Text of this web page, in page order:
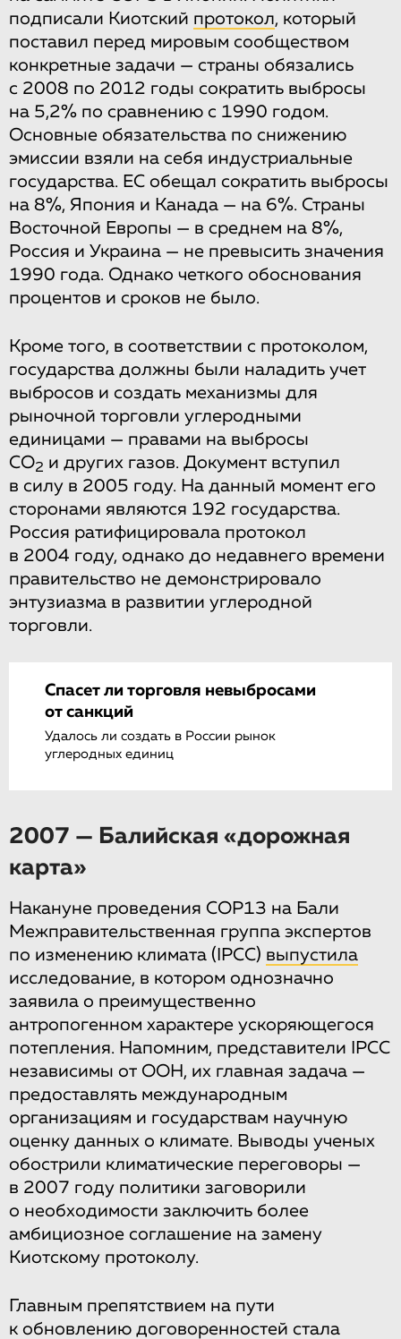
подписали Киотский протокол, который
поставил перед мировым сообществом
конкретные задачи — страны обязались
с 2008 по 2012 годы сократить выбросы
на 5,2% по сравнению с 1990 годом.
Основные обязательства по снижению
эмиссии взяли на себя индустриальные
государства. ЕС обещал сократить выбросы
на 8%, Япония и Канада — на 6%. Страны
Восточной Европы — в среднем на 8%,
Россия и Украина — не превысить значения
1990 года. Однако четкого обоснования
процентов и сроков не было.
Кроме того, в соответствии с протоколом,
государства должны были наладить учет
выбросов и создать механизмы для
рыночной торговли углеродными
единицами — правами на выбросы
CO2 и других газов. Документ вступил
в силу в 2005 году. На данный момент его
сторонами являются 192 государства.
Россия ратифицировала протокол
в 2004 году, однако до недавнего времени
правительство не демонстрировало
энтузиазма в развитии углеродной
торговли.
Спасет ли торговля невыбросами
от санкций
Удалось ли создать в России рынок
углеродных единиц
2007 — Балийская «дорожная
карта»
Накануне проведения COP13 на Бали
Межправительственная группа экспертов
по изменению климата (IPCC) выпустила
исследование, в котором однозначно
заявила о преимущественно
антропогенном характере ускоряющегося
потепления. Напомним, представители IPCC
независимы от ООН, их главная задача —
предоставлять международным
организациям и государствам научную
оценку данных о климате. Выводы ученых
обострили климатические переговоры —
в 2007 году политики заговорили
о необходимости заключить более
амбициозное соглашение на замену
Киотскому протоколу.
Главным препятствием на пути
к обновлению договоренностей стала